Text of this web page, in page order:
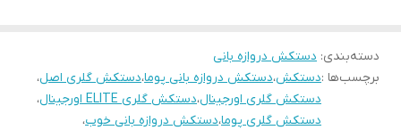
دسته‌بندی: دستکش دروازه بانی
برچسب‌ها :دستکش،دستکش دروازه بانی پوما،دستکش گلری اصل،
دستکش گلری اورجینال،دستکش گلری ELITE اورجینال
،
دستکش گلری پوما،دستکش دروازه بانی خوب،